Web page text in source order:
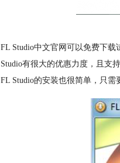
FL Studio中文官网可以免费下
Studio有很大的优惠力度，且支
FL Studio的安装也很简单，只需